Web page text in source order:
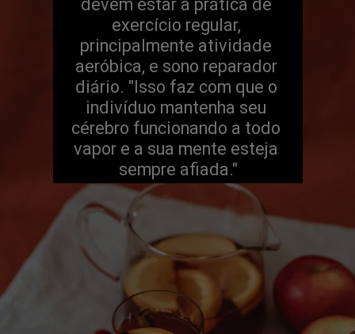
devem estar a prática de
exercício regular,
principalmente atividade
aeróbica, e sono reparador
diário. "Isso faz com que o
indivíduo mantenha seu
cérebro funcionando a todo
vapor e a sua mente esteja
sempre afiada."